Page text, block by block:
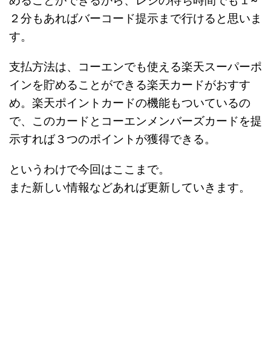
２分もあればバーコード提示まで行けると思いま
す。
支払方法は、コーエンでも使える楽天スーパーポ
インを貯めることができる楽天カードがおすす
め。楽天ポイントカードの機能もついているの
で、このカードとコーエンメンバーズカードを提
示すれば３つのポイントが獲得できる。
というわけで今回はここまで。
また新しい情報などあれば更新していきます。